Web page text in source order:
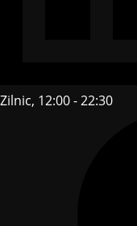
Zilnic, 12:00 - 22:30